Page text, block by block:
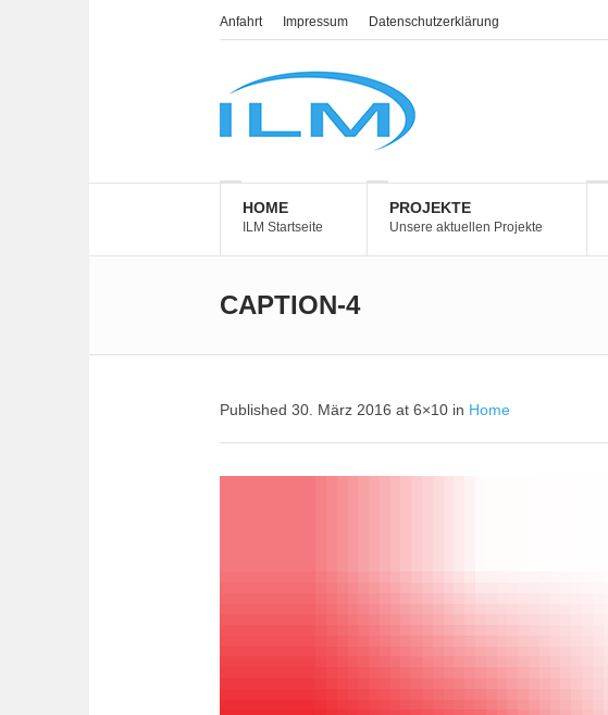
Anfahrt Impressum Datenschutzerklärung
HOME
ILM Startseite
PROJEKTE
Unsere aktuellen Projekte
CAPTION-4
Published 30. März 2016 at 6×10 in Home